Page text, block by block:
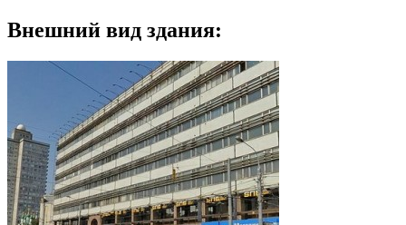
Внешний вид здания: